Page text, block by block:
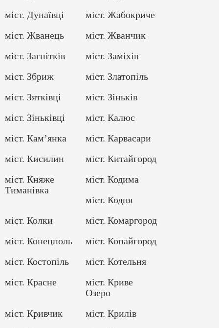
міст. Дунаївці
міст. Жабокриче
міст. Жванець
міст. Жванчик
міст. Загнітків
міст. Заміхів
міст. Збриж
міст. Златопіль
міст. Зятківці
міст. Зіньків
міст. Зіньківці
міст. Калюс
міст. Кам’янка
міст. Карвасари
міст. Кисилин
міст. Китайгород
міст. Княже
Тиманівка
міст. Кодима
міст. Кодня
міст. Колки
міст. Комаргород
міст. Конецполь
міст. Копайгород
міст. Костопіль
міст. Котельня
міст. Красне
міст. Криве
Озеро
міст. Кривчик
міст. Крилів